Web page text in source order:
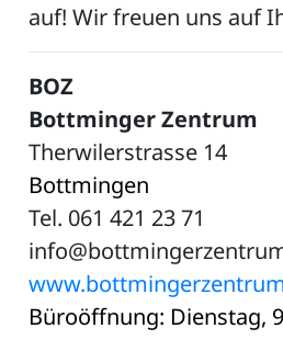
auf! Wir freuen uns auf
BOZ
Bottminger Zentrum
Therwilerstrasse 14
Bottmingen
Tel. 061 421 23 71
Büroöffnung: Dienstag,